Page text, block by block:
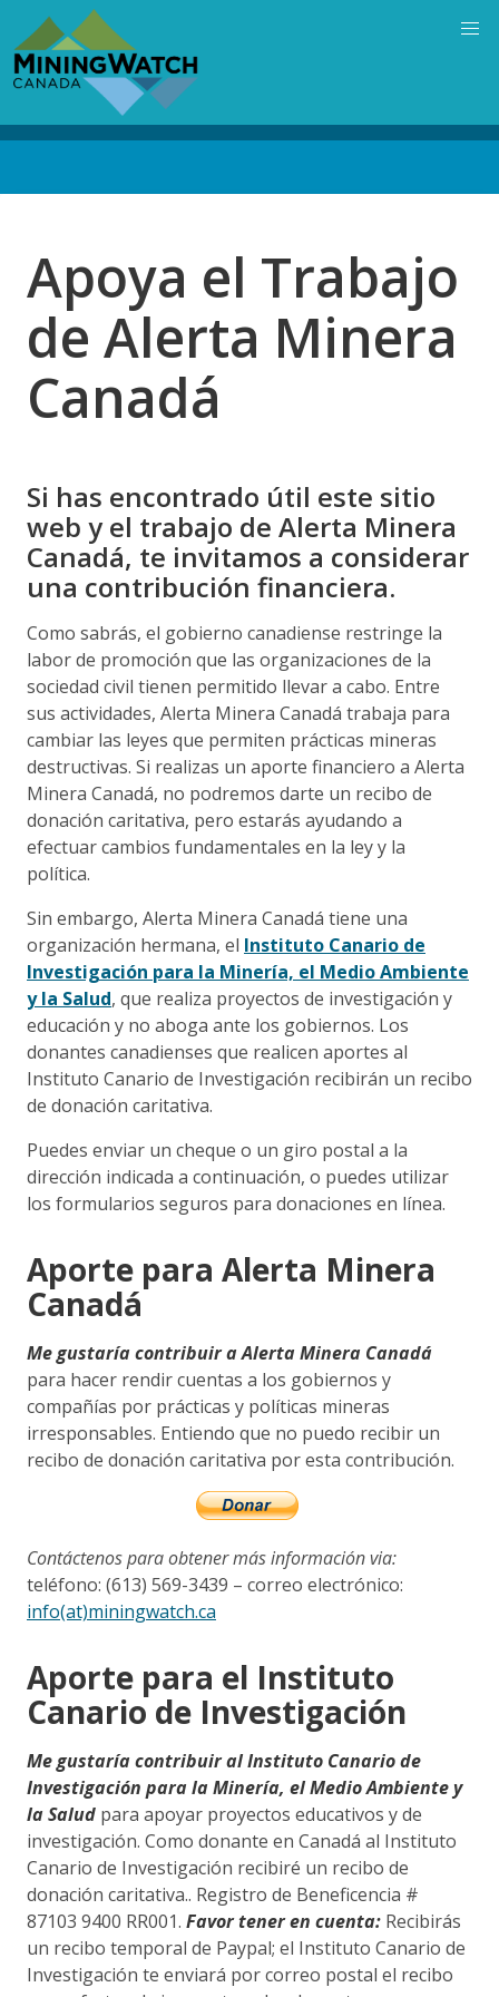
main
content
Apoya el Trabajo
de Alerta Minera
Canadá
Si has encontrado útil este sitio
web y el trabajo de Alerta Minera
Canadá, te invitamos a considerar
una contribución financiera.
Como sabrás, el gobierno canadiense restringe la
labor de promoción que las organizaciones de la
sociedad civil tienen permitido llevar a cabo. Entre
sus actividades, Alerta Minera Canadá trabaja para
cambiar las leyes que permiten prácticas mineras
destructivas. Si realizas un aporte financiero a Alerta
Minera Canadá, no podremos darte un recibo de
donación caritativa, pero estarás ayudando a
efectuar cambios fundamentales en la ley y la
política.
Sin embargo, Alerta Minera Canadá tiene una
organización hermana, el Instituto Canario de
Investigación para la Minería, el Medio Ambiente
y la Salud, que realiza proyectos de investigación y
educación y no aboga ante los gobiernos. Los
donantes canadienses que realicen aportes al
Instituto Canario de Investigación recibirán un recibo
de donación caritativa.
Puedes enviar un cheque o un giro postal a la
dirección indicada a continuación, o puedes utilizar
los formularios seguros para donaciones en línea.
Aporte para Alerta Minera
Canadá
Me gustaría contribuir a Alerta Minera Canadá
para hacer rendir cuentas a los gobiernos y
compañías por prácticas y políticas mineras
irresponsables. Entiendo que no puedo recibir un
recibo de donación caritativa por esta contribución.
Contáctenos para obtener más información via:
teléfono: (613) 569-3439 – correo electrónico:
info(at)miningwatch.ca
Aporte para el Instituto
Canario de Investigación
Me gustaría contribuir al Instituto Canario de
Investigación para la Minería, el Medio Ambiente y
la Salud para apoyar proyectos educativos y de
investigación. Como donante en Canadá al Instituto
Canario de Investigación recibiré un recibo de
donación caritativa.. Registro de Beneficencia #
87103 9400 RR001. Favor tener en cuenta: Recibirás
un recibo temporal de Paypal; el Instituto Canario de
Investigación te enviará por correo postal el recibo